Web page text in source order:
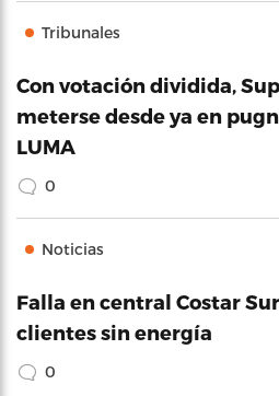
Tribunales
Con votación dividida,
meterse desde ya en
LUMA
0
Noticias
Falla en central Costar
clientes sin energía
0